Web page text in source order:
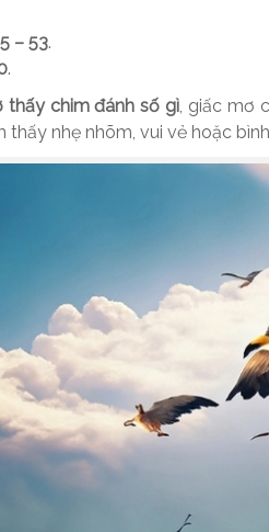
– 53.
.
thấy chim đánh số gì , giấc mơ
nhẹ nhõm, vui vẻ hoặc